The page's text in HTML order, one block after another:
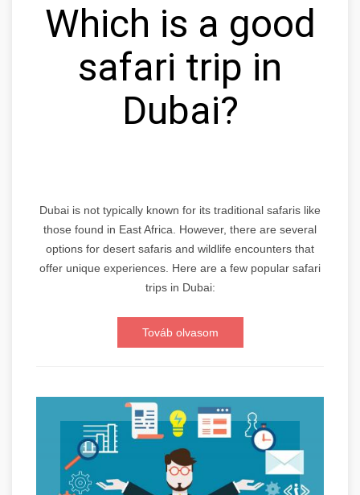
Which is a good
safari trip in
Dubai?
Dubai is not typically known for its traditional safaris like
those found in East Africa. However, there are several
options for desert safaris and wildlife encounters that
offer unique experiences. Here are a few popular safari
trips in Dubai:
Továb olvasom